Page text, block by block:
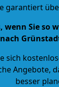
garantiert
wenn Sie so
sich
Angebote,
besser